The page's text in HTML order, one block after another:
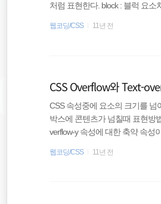
처럼 표현한다. block : 블럭 요소
표현한다. inline-flex : CSS3에 새
웹코딩/CSS 11년 전
CSS Overflow와 Text-
CSS 속성중에 요소의 크기를 넘
박스에 콘텐츠가 넘칠때 표현방
verflow-y 속성에 대한 축약 속성
다. 기본값이다. hidden : 넘치는
웹코딩/CSS 11년 전